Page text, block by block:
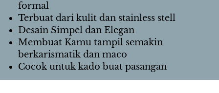
formal
Terbuat dari kulit dan stainless stell
Desain Simpel dan Elegan
Membuat Kamu tampil semakin
berkarismatik dan maco
Cocok untuk kado buat pasangan